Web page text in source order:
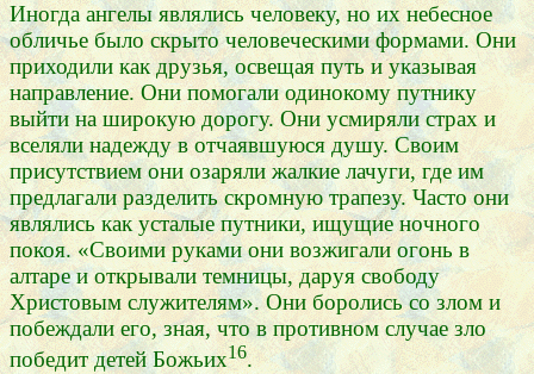
Иногда ангелы являлись человеку, но их небесное
обличье было скрыто человеческими формами. Они
приходили как друзья, освещая путь и указывая
направление. Они помогали одинокому путнику
выйти на широкую дорогу. Они усмиряли страх и
вселяли надежду в отчаявшуюся душу. Своим
присутствием они озаряли жалкие лачуги, где им
предлагали разделить скромную трапезу. Часто они
являлись как усталые путники, ищущие ночного
покоя. «Своими руками они возжигали огонь в
алтаре и открывали темницы, даруя свободу
Христовым служителям». Они боролись со злом и
побеждали его, зная, что в противном случае зло
победит детей Божьих16.